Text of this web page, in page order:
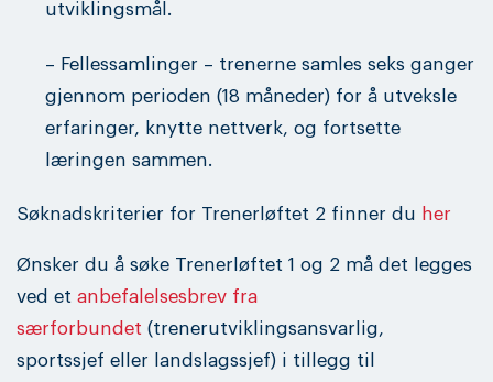
utviklingsmål.
– Fellessamlinger – trenerne samles seks ganger
gjennom perioden (18 måneder) for å utveksle
erfaringer, knytte nettverk, og fortsette
læringen sammen.
Søknadskriterier for Trenerløftet 2 finner du her
Ønsker du å søke Trenerløftet 1 og 2 må det legges
ved et anbefalelsesbrev fra
særforbundet (trenerutviklingsansvarlig,
sportssjef eller landslagssjef) i tillegg til